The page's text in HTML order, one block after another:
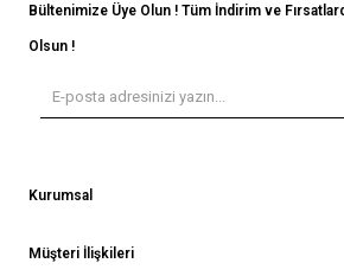
Bültenimize Üye Olun ! Tüm İndirim ve
Olsun !
Kurumsal
Müşteri İlişkileri